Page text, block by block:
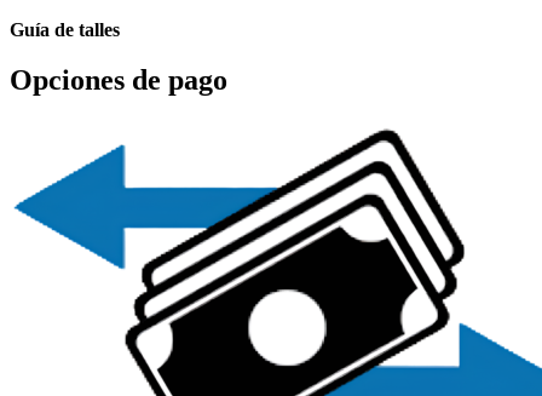
Guía de talles
Opciones de pago